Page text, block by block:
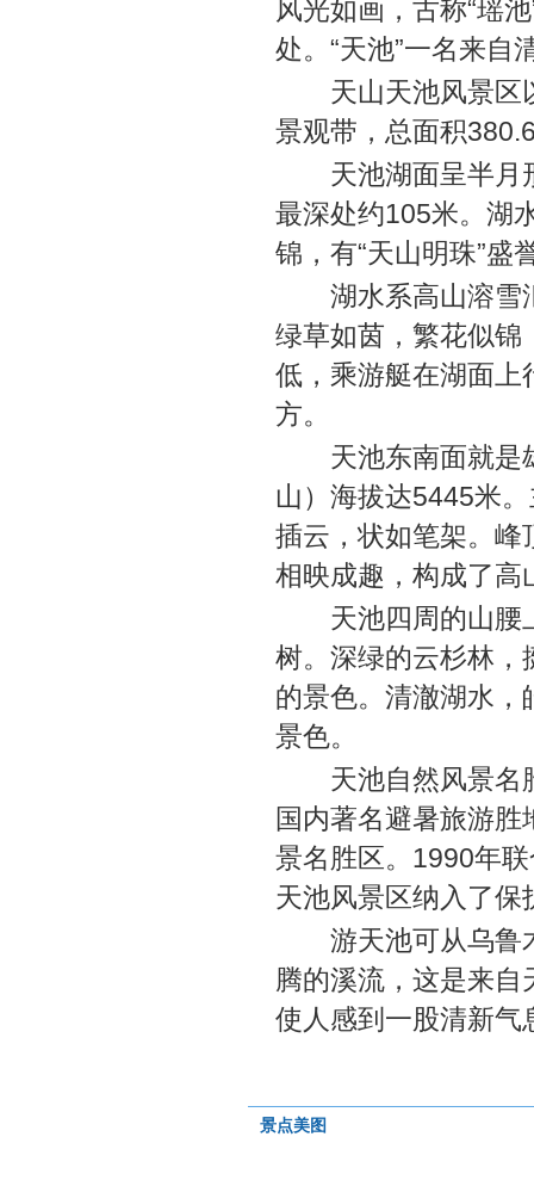
风光如画，古称“瑶
处。“天池”一名来自
天山天池风景区以
景观带，总面积
天池湖面呈半月形
最深处约105米。湖
锦，有“天山明珠”盛
湖水系高山溶雪汇
绿草如茵，繁花似锦
低，乘游艇在湖面上
方。
天池东南面就是雄
山）海拔达5445米
插云，状如笔架。峰
相映成趣，构成了高
天池四周的山腰上
树。深绿的云杉林，
的景色。清澈湖水
景色。
天池自然风景名胜
国内著名避暑旅游
景名胜区。1990年
天池风景区纳入了保
游天池可从乌鲁木
腾的溪流，这是来
使人感到一股清新气
景点美图